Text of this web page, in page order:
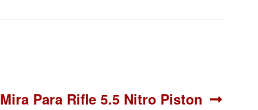
Siguiente:
Mira Para Rifle 5.5 Nitro Piston